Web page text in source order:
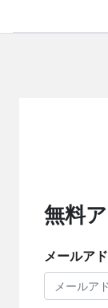
無料
メールア